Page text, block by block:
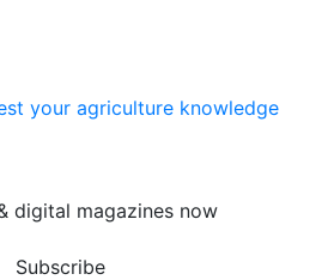
your agriculture knowledge
digital magazines now
Subscribe